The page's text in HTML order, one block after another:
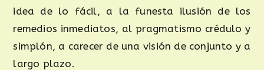
idea de lo fácil, a la funesta ilusión de los
remedios inmediatos, al pragmatismo crédulo y
simplón, a carecer de una visión de conjunto y a
largo plazo.